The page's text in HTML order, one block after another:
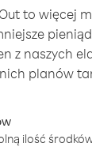
to więcej
z naszych
planów
ilość